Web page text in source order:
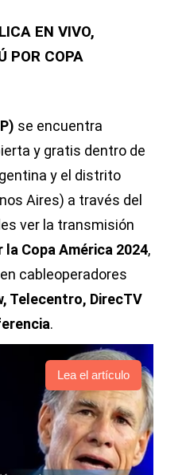
EN VIVO,
POR COPA
se encuentra
y gratis dentro de
y el distrito
Aires) a través del
ver la transmisión
Copa América 2024,
cableoperadores
Telecentro, DirecTV
.
Lea el artículo